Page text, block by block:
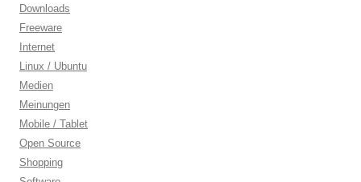
Downloads
Freeware
Internet
Linux / Ubuntu
Medien
Meinungen
Mobile / Tablet
Open Source
Shopping